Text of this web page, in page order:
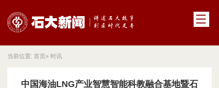
当前位置: 首页» 时讯
中国海油LNG产业智慧智能科教融合基地暨石